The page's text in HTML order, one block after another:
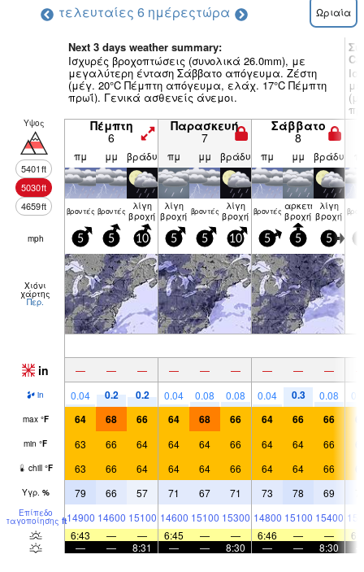
τελευταίες 6 ημέρεςτώρα Ωριαία
Next 3 days weather summary:
Ισχυρές βροχοπτώσεις (συνολικά 26.0mm), με
μεγαλύτερη ένταση Σάββατο απόγευμα. Ζέστη
(μέγ. 20°C Πέμπτη απόγευμα, ελάχ. 17°C Πέμπτη
πρωΐ). Γενικά ασθενείς άνεμοι.
Υψος
5401ft
5030ft
4659ft
Πέμπτη
6
Παρασκευή
7
Σάββατο
8
πμ μμ βράδυ πμ μμ βράδυ πμ μμ βράδυ
βρον­τές βρον­τές λίγη
βροχή
λίγη
βροχή βρον­τές λίγη
βροχή βρον­τές αρκετή
βροχή
λίγη
βροχή
mph 5 5 10 5 5 10 5 5 5
Χιόνι
χάρτης
Περ.
in — — — — — — — — —
in 0.04 0.2 0.2 0.04 0.08 0.08 0.04 0.3 0.08
max °F 64 68 66 64 68 66 64 66 66
min °F 63 66 64 64 64 66 64 64 66
chill °F 63 66 64 64 64 66 64 64 66
Υγρ. % 79 66 57 71 67 71 73 78 69
Επίπεδο
παγοποίησης ft14900 14600 15100 14600 15100 15300 14800 15100 15400
6:43
— — 6:45 — — 6:46 — —
—
— 8:31 — — 8:30 — — 8:30